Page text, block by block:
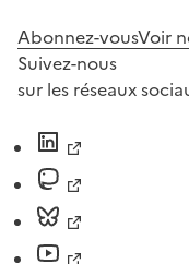
Abonnez-vousVoir
Suivez-nous
sur les réseaux